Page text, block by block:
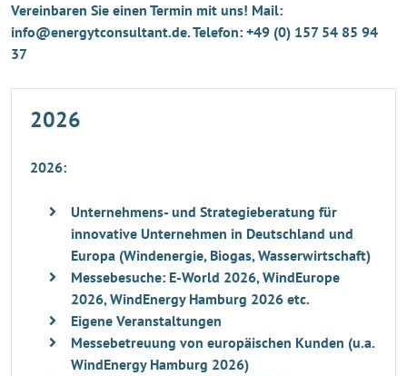
Vereinbaren Sie einen Termin mit uns! Mail:
info@energytconsultant.de. Telefon: +49 (0) 157 54 85 94
37
2026
2026:
Unternehmens- und Strategieberatung für
innovative Unternehmen in Deutschland und
Europa (Windenergie, Biogas, Wasserwirtschaft)
Messebesuche: E-World 2026, WindEurope
2026, WindEnergy Hamburg 2026 etc.
Eigene Veranstaltungen
Messebetreuung von europäischen Kunden (u.a.
WindEnergy Hamburg 2026)